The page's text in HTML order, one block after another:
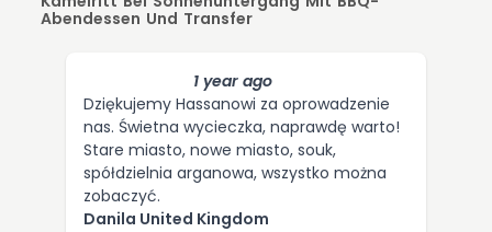
Abendessen Und Transfer
1 year ago
Dziękujemy Hassanowi za oprowadzenie
nas. Świetna wycieczka, naprawdę warto!
Stare miasto, nowe miasto, souk,
spółdzielnia arganowa, wszystko można
zobaczyć.
Danila United Kingdom